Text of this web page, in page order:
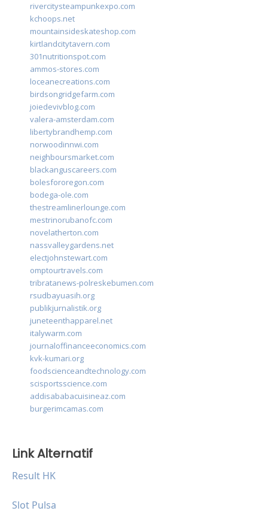
rivercitysteampunkexpo.com
kchoops.net
mountainsideskateshop.com
kirtlandcitytavern.com
301nutritionspot.com
ammos-stores.com
loceanecreations.com
birdsongridgefarm.com
joiedevivblog.com
valera-amsterdam.com
libertybrandhemp.com
norwoodinnwi.com
neighboursmarket.com
blackanguscareers.com
bolesfororegon.com
bodega-ole.com
thestreamlinerlounge.com
mestrinorubanofc.com
novelatherton.com
nassvalleygardens.net
electjohnstewart.com
omptourtravels.com
tribratanews-polreskebumen.com
rsudbayuasih.org
publikjurnalistik.org
juneteenthapparel.net
italywarm.com
journaloffinanceeconomics.com
kvk-kumari.org
foodscienceandtechnology.com
scisportsscience.com
addisababacuisineaz.com
burgerimcamas.com
Link Alternatif
Result HK
Slot Pulsa